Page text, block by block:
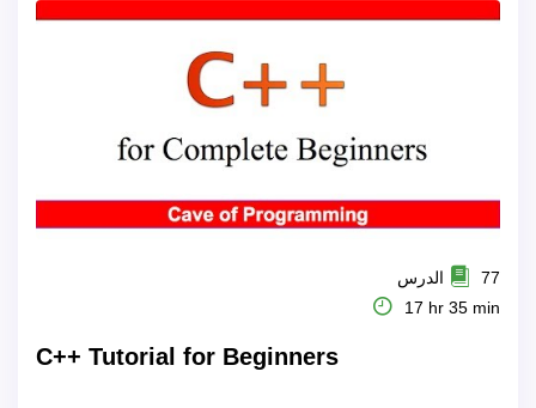
77 الدرس
17 hr 35 min
C++ Tutorial for Beginners